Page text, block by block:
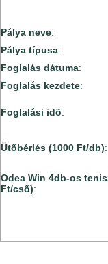
Pálya neve:
Pálya típusa:
Foglalás dátuma:
Foglalás kezdete:
Foglalási idõ:
Ütőbérlés (1000 Ft/db):
Odea Win 4db-os
Ft/cső):